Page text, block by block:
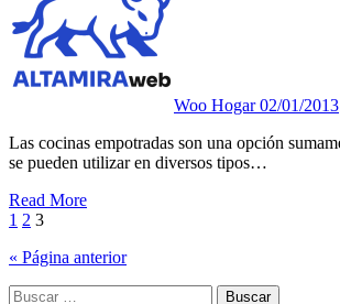
Woo Hogar02/01/2013
Las cocinas empotradas son una opción sumamente interesante que
se pueden utilizar en diversos tipos…
Read More
Paginación
de
entradas
1 2 3
« Página anterior
Buscar: